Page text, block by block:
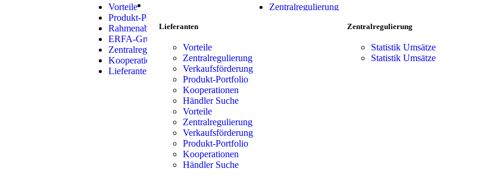
Lieferanten
Vorteile
Zentralregulierung
Verkaufsförderung
Produkt-Portfolio
Kooperationen
Händler Suche
Vorteile
Zentralregulierung
Verkaufsförderung
Produkt-Portfolio
Kooperationen
Händler Suche
Zentralregulierung
Statistik Umsätze
Statistik Umsätze
Vorteile
Produkt-Portfolio
Rahmenabkommen
ERFA-Gruppen
Zentralregulierung
Kooperationen
Lieferanten Suche
Zentralregulierung